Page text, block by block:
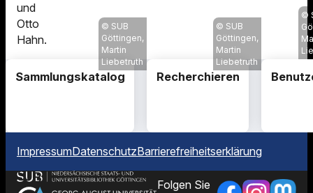
und
Otto
Hahn.
Sammlungskatalog
SUB
Göttingen,
Martin
Liebetruth
Recherchieren
SUB
Göttingen,
Martin
Liebetruth
ImpressumDatenschutzBarrierefreiheitserklärung
Folgen Sie